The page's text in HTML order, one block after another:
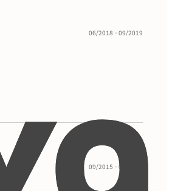
06/2018 - 09/2019
09/2015 - 05/2017